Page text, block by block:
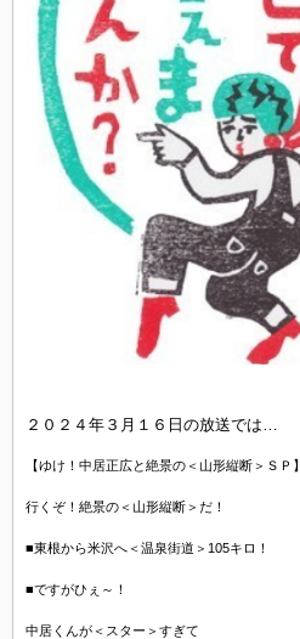
２０２４年３月１６日の放送では…
【ゆけ！中居正広と絶景の＜山形縦断＞ＳＰ】
行くぞ！絶景の＜山形縦断＞だ！
■東根から米沢へ＜温泉街道＞105キロ！
■ですがひぇ～！
中居くんが＜スター＞すぎて